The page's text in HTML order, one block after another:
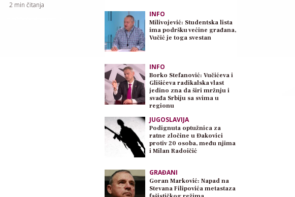
2 min čitanja
INFO
Milivojević: Studentska lista
ima podršku većine građana,
Vučić je toga svestan
INFO
Borko Stefanović: Vučićeva i
Glišićeva radikalska vlast
jedino zna da širi mržnju i
svađa Srbiju sa svima u
regionu
JUGOSLAVIJA
Podignuta optužnica za
ratne zločine u Đakovici
protiv 20 osoba, među njima
i Milan Radoičić
GRAĐANI
Goran Marković: Napad na
Stevana Filipovića metastaza